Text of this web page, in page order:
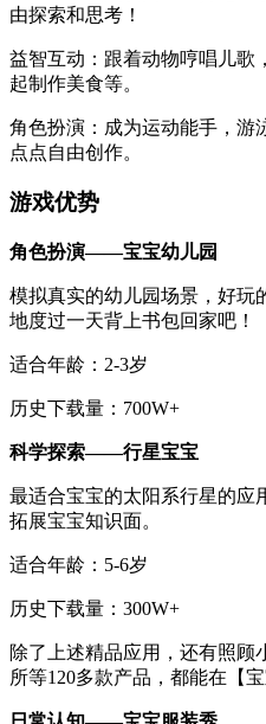
由探索和思考！
益智互动：跟着动物哼唱儿歌
起制作美食等。
角色扮演：成为运动能手，游
点点自由创作。
游戏优势
角色扮演——宝宝幼儿园
模拟真实的幼儿园场景，好玩
地度过一天背上书包回家吧！
适合年龄：2-3岁
历史下载量：700W+
科学探索——行星宝宝
最适合宝宝的太阳系行星的应
拓展宝宝知识面。
适合年龄：5-6岁
历史下载量：300W+
除了上述精品应用，还有照顾
所等120多款产品，都能在【